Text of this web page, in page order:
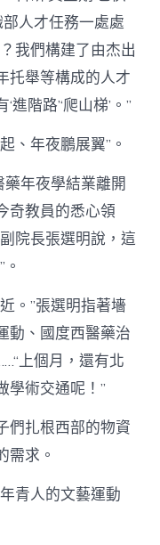
人才任務一處處
我們構建了由杰出
托舉等構成的人才
階路’‘爬山梯’。”
、年夜鵬展翼”。
藥年夜學結業離開
奇教員的悉心領
院長張選明說，這
。”張選明指著墻
動、國度西醫藥治
上個月，還有北
學術交通呢！”
們扎根西部的物資
需求。
青人的文藝運動